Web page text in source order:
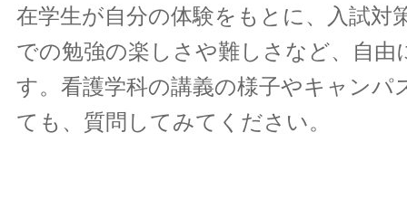
在学生が自分の体験をもとに、入試対
での勉強の楽しさや難しさなど、自由
す。看護学科の講義の様子やキャンパ
ても、質問してみてください。